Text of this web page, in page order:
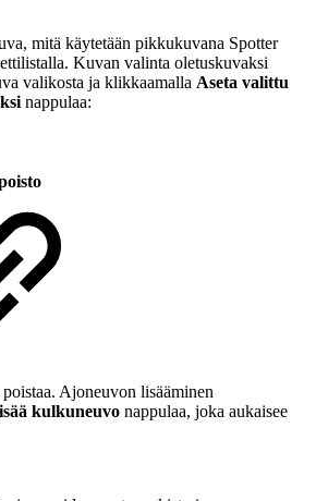
mitä käytetään pikkukuvana Spotter
Kuvan valinta oletuskuvaksi
valikosta ja klikkaamalla Aseta valittu
nappulaa:
Ajoneuvon lisääminen
kulkuneuvo nappulaa, joka aukaisee